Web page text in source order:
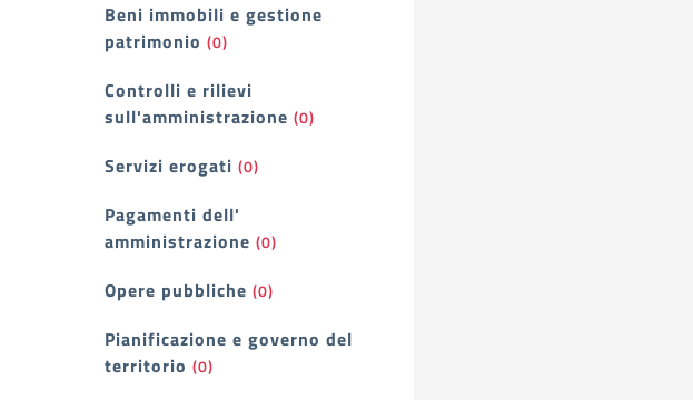
Beni immobili e gestione
patrimonio (0)
Controlli e rilievi
sull'amministrazione (0)
Servizi erogati (0)
Pagamenti dell'
amministrazione (0)
Opere pubbliche (0)
Pianificazione e governo del
territorio (0)